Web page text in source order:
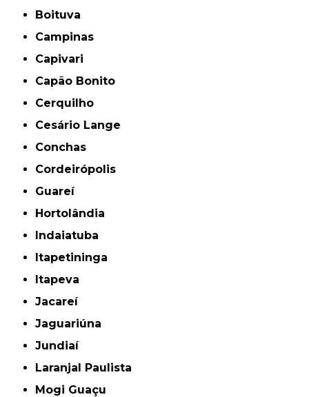
Boituva
Campinas
Capivari
Capão Bonito
Cerquilho
Cesário Lange
Conchas
Cordeirópolis
Guareí
Hortolândia
Indaiatuba
Itapetininga
Itapeva
Jacareí
Jaguariúna
Jundiaí
Laranjal Paulista
Mogi Guaçu